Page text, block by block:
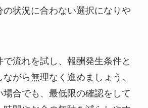
の状況に合わない選択になりや
流れを試し、報酬発生条件と
がら無理なく進めましょう。
合でも、最低限の確認をして